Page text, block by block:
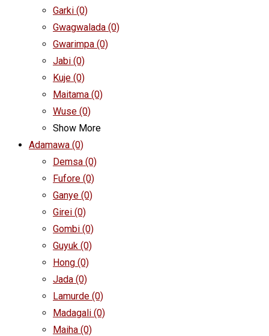
Garki (0)
Gwagwalada (0)
Gwarimpa (0)
Jabi (0)
Kuje (0)
Maitama (0)
Wuse (0)
Show More
Adamawa (0)
Demsa (0)
Fufore (0)
Ganye (0)
Girei (0)
Gombi (0)
Guyuk (0)
Hong (0)
Jada (0)
Lamurde (0)
Madagali (0)
Maiha (0)